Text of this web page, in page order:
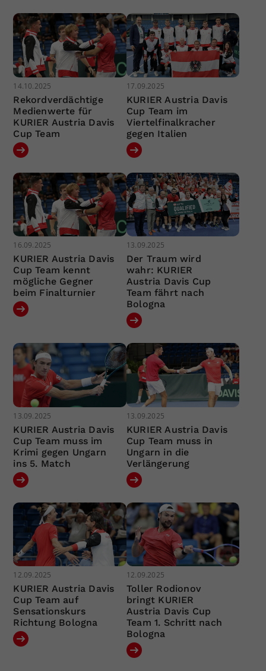
14.10.2025
Rekordverdächtige
Medienwerte für
KURIER Austria Davis
Cup Team
17.09.2025
KURIER Austria Davis
Cup Team im
Viertelfinalkracher
gegen Italien
16.09.2025
KURIER Austria Davis
Cup Team kennt
mögliche Gegner
beim Finalturnier
13.09.2025
Der Traum wird
wahr: KURIER
Austria Davis Cup
Team fährt nach
Bologna
13.09.2025
KURIER Austria Davis
Cup Team muss im
Krimi gegen Ungarn
ins 5. Match
13.09.2025
KURIER Austria Davis
Cup Team muss in
Ungarn in die
Verlängerung
12.09.2025
KURIER Austria Davis
Cup Team auf
Sensationskurs
Richtung Bologna
12.09.2025
Toller Rodionov
bringt KURIER
Austria Davis Cup
Team 1. Schritt nach
Bologna